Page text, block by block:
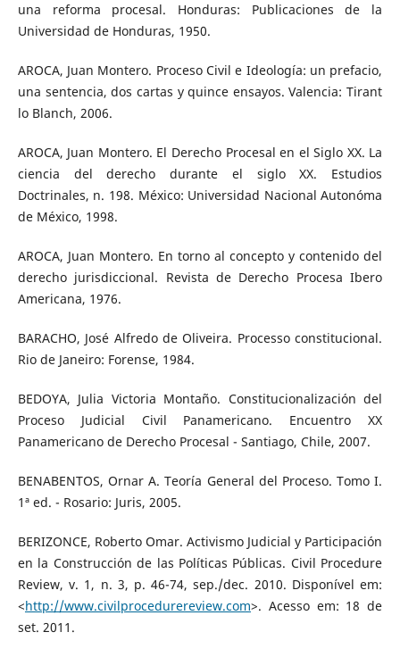
una reforma procesal. Honduras: Publicaciones de la
Universidad de Honduras, 1950.
AROCA, Juan Montero. Proceso Civil e Ideología: un prefacio,
una sentencia, dos cartas y quince ensayos. Valencia: Tirant
lo Blanch, 2006.
AROCA, Juan Montero. El Derecho Procesal en el Siglo XX. La
ciencia del derecho durante el siglo XX. Estudios
Doctrinales, n. 198. México: Universidad Nacional Autonóma
de México, 1998.
AROCA, Juan Montero. En torno al concepto y contenido del
derecho jurisdiccional. Revista de Derecho Procesa Ibero
Americana, 1976.
BARACHO, José Alfredo de Oliveira. Processo constitucional.
Rio de Janeiro: Forense, 1984.
BEDOYA, Julia Victoria Montaño. Constitucionalización del
Proceso Judicial Civil Panamericano. Encuentro XX
Panamericano de Derecho Procesal - Santiago, Chile, 2007.
BENABENTOS, Ornar A. Teoría General del Proceso. Tomo I.
1ª ed. - Rosario: Juris, 2005.
BERIZONCE, Roberto Omar. Activismo Judicial y Participación
en la Construcción de las Políticas Públicas. Civil Procedure
Review, v. 1, n. 3, p. 46-74, sep./dec. 2010. Disponível em:
<http://www.civilprocedurereview.com>. Acesso em: 18 de
set. 2011.